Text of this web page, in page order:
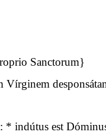
Sanctorum}
* indútus est